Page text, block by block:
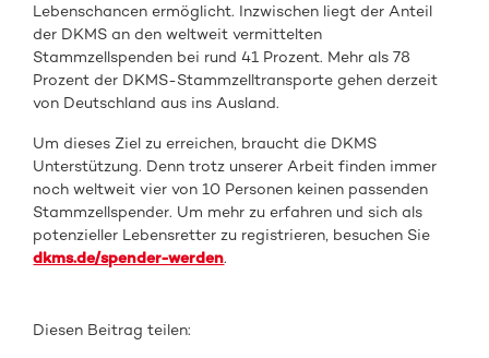
Lebenschancen ermöglicht. Inzwischen liegt der Anteil
der DKMS an den weltweit vermittelten
Stammzellspenden bei rund 41 Prozent. Mehr als 78
Prozent der DKMS-Stammzelltransporte gehen derzeit
von Deutschland aus ins Ausland.
Um dieses Ziel zu erreichen, braucht die DKMS
Unterstützung. Denn trotz unserer Arbeit finden immer
noch weltweit vier von 10 Personen keinen passenden
Stammzellspender. Um mehr zu erfahren und sich als
potenzieller Lebensretter zu registrieren, besuchen Sie
dkms.de/spender-werden.
Diesen Beitrag teilen: